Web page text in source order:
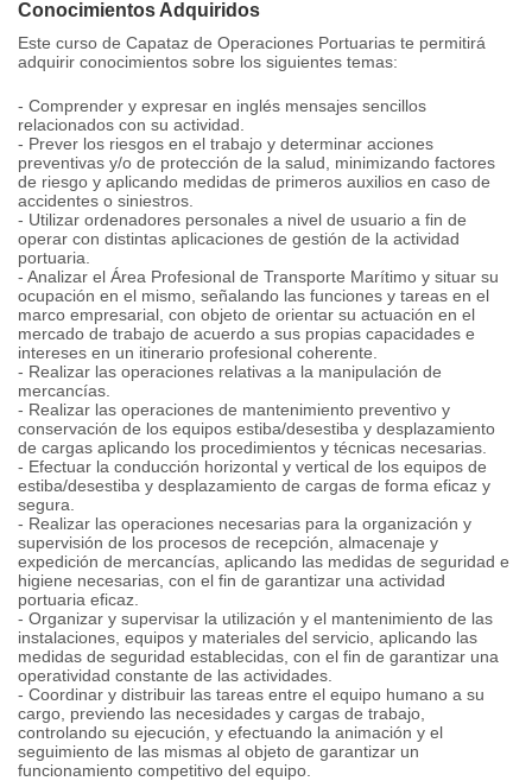
Conocimientos Adquiridos
Este curso de Capataz de Operaciones Portuarias te permitirá
adquirir conocimientos sobre los siguientes temas:
- Comprender y expresar en inglés mensajes sencillos
relacionados con su actividad.
- Prever los riesgos en el trabajo y determinar acciones
preventivas y/o de protección de la salud, minimizando factores
de riesgo y aplicando medidas de primeros auxilios en caso de
accidentes o siniestros.
- Utilizar ordenadores personales a nivel de usuario a fin de
operar con distintas aplicaciones de gestión de la actividad
portuaria.
- Analizar el Área Profesional de Transporte Marítimo y situar su
ocupación en el mismo, señalando las funciones y tareas en el
marco empresarial, con objeto de orientar su actuación en el
mercado de trabajo de acuerdo a sus propias capacidades e
intereses en un itinerario profesional coherente.
- Realizar las operaciones relativas a la manipulación de
mercancías.
- Realizar las operaciones de mantenimiento preventivo y
conservación de los equipos estiba/desestiba y desplazamiento
de cargas aplicando los procedimientos y técnicas necesarias.
- Efectuar la conducción horizontal y vertical de los equipos de
estiba/desestiba y desplazamiento de cargas de forma eficaz y
segura.
- Realizar las operaciones necesarias para la organización y
supervisión de los procesos de recepción, almacenaje y
expedición de mercancías, aplicando las medidas de seguridad e
higiene necesarias, con el fin de garantizar una actividad
portuaria eficaz.
- Organizar y supervisar la utilización y el mantenimiento de las
instalaciones, equipos y materiales del servicio, aplicando las
medidas de seguridad establecidas, con el fin de garantizar una
operatividad constante de las actividades.
- Coordinar y distribuir las tareas entre el equipo humano a su
cargo, previendo las necesidades y cargas de trabajo,
controlando su ejecución, y efectuando la animación y el
seguimiento de las mismas al objeto de garantizar un
funcionamiento competitivo del equipo.